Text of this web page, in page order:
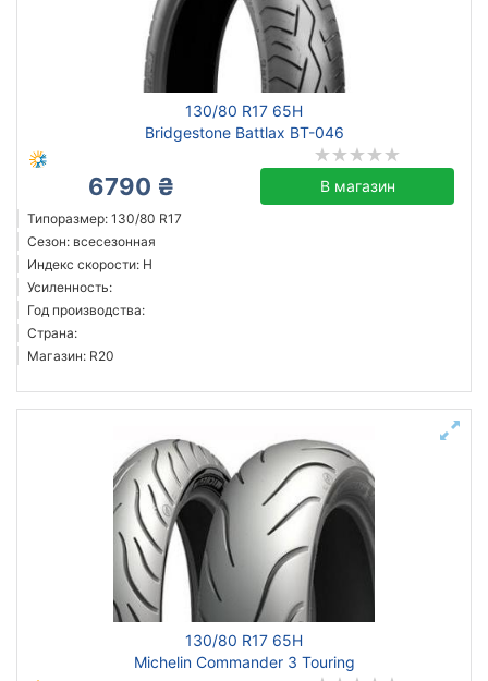
130/80 R17 65H
Bridgestone Battlax BT-046
6790 ₴ В магазин
Типоразмер: 130/80 R17
Сезон: всесезонная
Индекс скорости: H
Усиленность:
Год производства:
Страна:
Магазин: R20
130/80 R17 65H
Michelin Commander 3 Touring